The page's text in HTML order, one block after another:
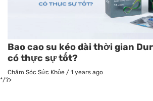
Bao cao su kéo dài thời gian
có thực sự tốt?
Chăm Sóc Sức Khỏe / 1 years ago
*/?>